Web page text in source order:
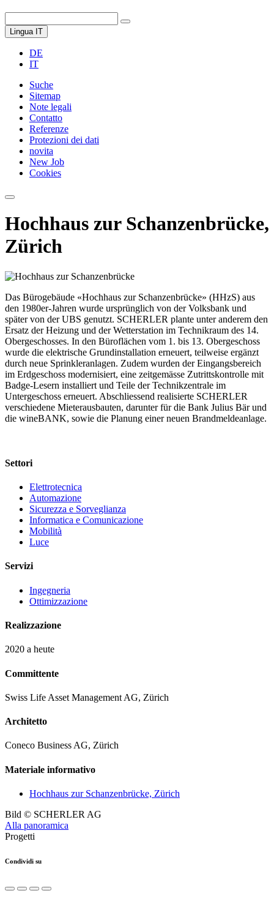
Lingua IT
DE
IT
Suche
Sitemap
Note legali
Contatto
Referenze
Protezioni dei dati
novita
New Job
Cookies
Hochhaus zur Schanzenbrücke,
Zürich
Das Bürogebäude «Hochhaus zur Schanzenbrücke» (HHzS) aus
den 1980er-Jahren wurde ursprünglich von der Volksbank und
später von der UBS genutzt. SCHERLER plante unter anderem den
Ersatz der Heizung und der Wetterstation im Technikraum des 14.
Obergeschosses. In den Büroflächen vom 1. bis 13. Obergeschoss
wurde die elektrische Grundinstallation erneuert, teilweise ergänzt
durch neue Sprinkleranlagen. Zudem wurden der Eingangsbereich
im Erdgeschoss modernisiert, eine zeitgemässe Zutrittskontrolle mit
Badge-Lesern installiert und Teile der Technikzentrale im
Untergeschoss erneuert. Abschliessend realisierte SCHERLER
verschiedene Mieterausbauten, darunter für die Bank Julius Bär und
die wineBANK, sowie die Planung einer neuen Brandmeldeanlage.
Settori
Elettrotecnica
Automazione
Sicurezza e Sorveglianza
Informatica e Comunicazione
Mobilità
Luce
Servizi
Ingegneria
Ottimizzazione
Realizzazione
2020 a heute
Committente
Swiss Life Asset Management AG, Zürich
Architetto
Coneco Business AG, Zürich
Materiale informativo
Hochhaus zur Schanzenbrücke, Zürich
Bild © SCHERLER AG
Alla panoramica
Progetti
Condividi su